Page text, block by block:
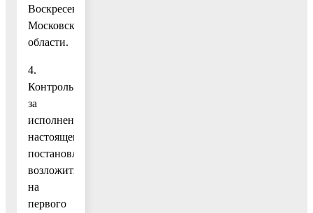
Воскресенск
Московской
области.
4.
Контроль
за
исполнением
настоящего
постановления
возложить
на
первого